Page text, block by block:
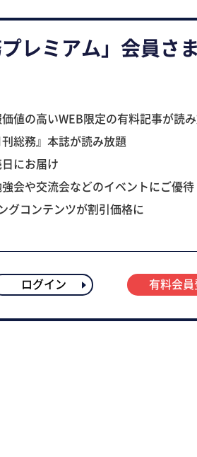
レミアム」会員さ
値の高いWEB限定の有料記事が読
総務』本誌が読み放題
にお届け
会や交流会などのイベントにご優待
グコンテンツが割引価格に
ログイン 有料会